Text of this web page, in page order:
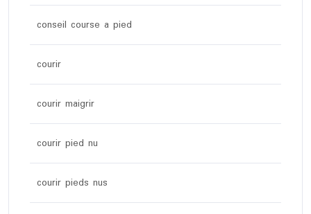
conseil course a pied
courir
courir maigrir
courir pied nu
courir pieds nus